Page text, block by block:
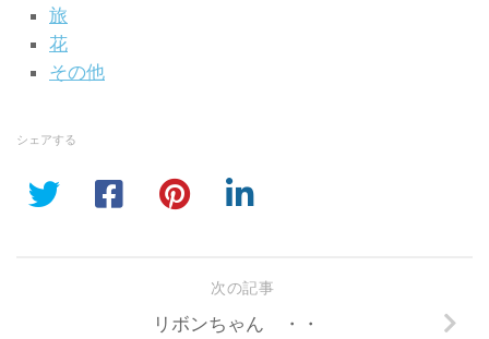
旅
花
その他
シェアする
次の記事
リボンちゃん ・・